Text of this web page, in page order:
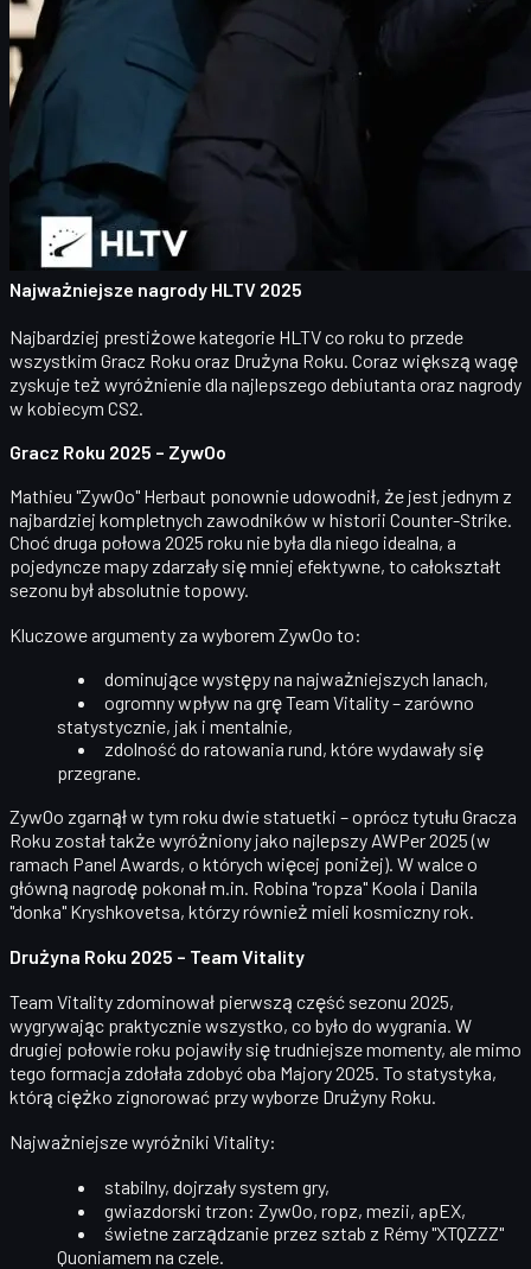
Lista zwycięzców HLTV Awards 2025 raczej nie zaskoczyła
osób, które uważnie śledziły sezon. Wyniki potwierdzają to, co
było widać na serwerze: dominację konkretnych graczy,
wyjątkowy rok dla Team Vitality oraz ogromny progres w
kobiecym CS2 i scenie content creators.
W tym artykule znajdziesz
pełne zestawienie nagród
do wyborów panelu i społeczności, a także szerszy kontekst
sezonu 2025 – w tym to, jak na postrzeganie gry wpływają
turnieje, osobowości sceny oraz rynek kosmetyczny CS2.
Najważniejsze nagrody HLTV 2025
Najbardziej prestiżowe kategorie HLTV co roku to przede
wszystkim Gracz Roku oraz Drużyna Roku. Coraz większą wagę
zyskuje też wyróżnienie dla najlepszego debiutanta oraz nagrody
w kobiecym CS2.
Gracz Roku 2025 – ZywOo
Mathieu "ZywOo" Herbaut ponownie udowodnił, że jest jednym z
najbardziej kompletnych zawodników w historii Counter-Strike.
Choć druga połowa 2025 roku nie była dla niego idealna, a
pojedyncze mapy zdarzały się mniej efektywne, to całokształt
sezonu był absolutnie topowy.
Kluczowe argumenty za wyborem ZywOo to:
dominujące występy na najważniejszych lanach,
ogromny wpływ na grę Team Vitality – zarówno
statystycznie, jak i mentalnie,
zdolność do ratowania rund, które wydawały się
przegrane.
ZywOo zgarnął w tym roku dwie statuetki – oprócz tytułu Gracza
Roku został także wyróżniony jako najlepszy AWPer 2025(w
ramach Panel Awards, o których więcej poniżej). W walce o
główną nagrodę pokonał m.in. Robina "ropza" Koola i Danila
"donka" Kryshkovetsa, którzy również mieli kosmiczny rok.
Drużyna Roku 2025 – Team Vitality
Team Vitality zdominował pierwszą część sezonu 2025,
wygrywając praktycznie wszystko, co było do wygrania. W
drugiej połowie roku pojawiły się trudniejsze momenty, ale mimo
tego formacja zdołała zdobyćoba Majory 2025. To statystyka,
którą ciężko zignorować przy wyborze Drużyny Roku.
Najważniejsze wyróżniki Vitality:
stabilny, dojrzały system gry,
gwiazdorski trzon: ZywOo, ropz, mezii, apEX,
świetne zarządzanie przez sztab z Rémy "XTQZZZ"
Quoniamem na czele.